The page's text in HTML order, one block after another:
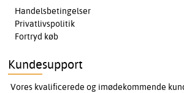
Handelsbetingelser
Privatlivspolitik
Fortryd køb
Kundesupport
Vores kvalificerede og imødekommende